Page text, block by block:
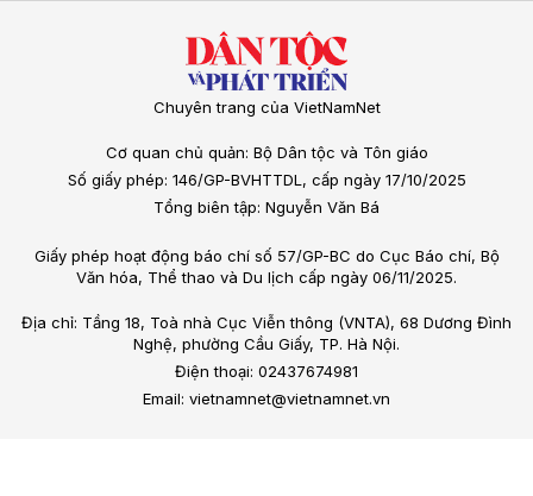
Chuyên trang của VietNamNet
Cơ quan chủ quản: Bộ Dân tộc và Tôn giáo
Số giấy phép: 146/GP-BVHTTDL, cấp ngày 17/10/2025
Tổng biên tập: Nguyễn Văn Bá
Giấy phép hoạt động báo chí số 57/GP-BC do Cục Báo chí, Bộ
Văn hóa, Thể thao và Du lịch cấp ngày 06/11/2025.
Địa chỉ: Tầng 18, Toà nhà Cục Viễn thông (VNTA), 68 Dương Đình
Nghệ, phường Cầu Giấy, TP. Hà Nội.
Điện thoại: 02437674981
Email: vietnamnet@vietnamnet.vn